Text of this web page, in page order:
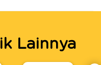
Lainnya